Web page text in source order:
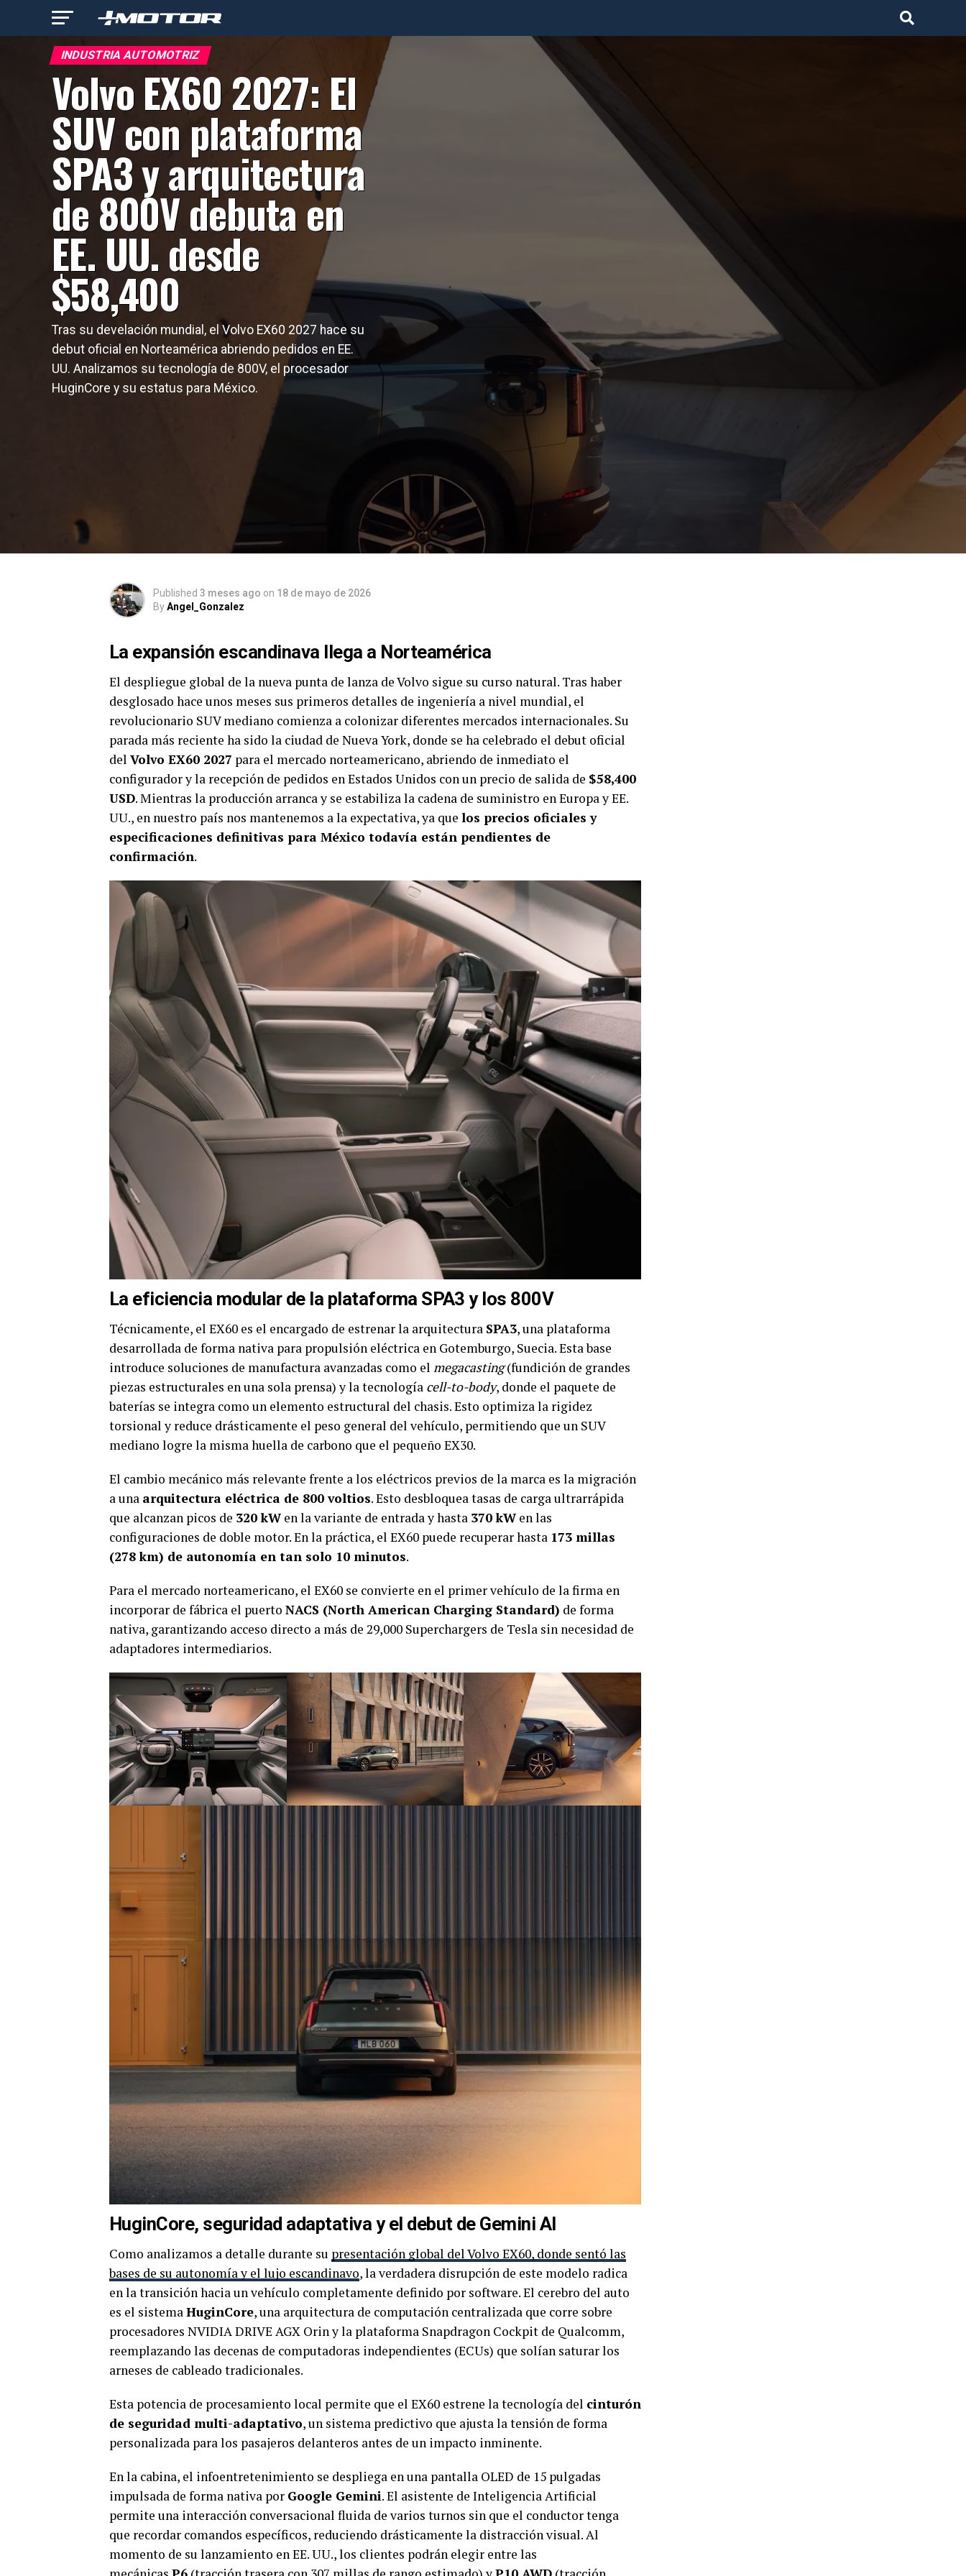
INDUSTRIA AUTOMOTRIZ
Volvo EX60 2027: El
SUV con plataforma
SPA3 y arquitectura
de 800V debuta en
EE. UU. desde
$58,400
Tras su develación mundial, el Volvo EX60 2027 hace su
debut oficial en Norteamérica abriendo pedidos en EE.
UU. Analizamos su tecnología de 800V, el procesador
HuginCore y su estatus para México.
Published 3 meses ago on 18 de mayo de 2026
ByAngel_Gonzalez
La expansión escandinava llega a Norteamérica
El despliegue global de la nueva punta de lanza de Volvo sigue su curso natural. Tras haber
desglosado hace unos meses sus primeros detalles de ingeniería a nivel mundial, el
revolucionario SUV mediano comienza a colonizar diferentes mercados internacionales. Su
parada más reciente ha sido la ciudad de Nueva York, donde se ha celebrado el debut oficial
del Volvo EX60 2027 para el mercado norteamericano, abriendo de inmediato el
configurador y la recepción de pedidos en Estados Unidos con un precio de salida de $58,400
USD. Mientras la producción arranca y se estabiliza la cadena de suministro en Europa y EE.
UU., en nuestro país nos mantenemos a la expectativa, ya que los precios oficiales y
especificaciones definitivas para México todavía están pendientes de
confirmación.
La eficiencia modular de la plataforma SPA3 y los 800V
Técnicamente, el EX60 es el encargado de estrenar la arquitectura SPA3, una plataforma
desarrollada de forma nativa para propulsión eléctrica en Gotemburgo, Suecia. Esta base
introduce soluciones de manufactura avanzadas como el megacasting(fundición de grandes
piezas estructurales en una sola prensa) y la tecnología cell-to-body, donde el paquete de
baterías se integra como un elemento estructural del chasis. Esto optimiza la rigidez
torsional y reduce drásticamente el peso general del vehículo, permitiendo que un SUV
mediano logre la misma huella de carbono que el pequeño EX30.
El cambio mecánico más relevante frente a los eléctricos previos de la marca es la migración
a una arquitectura eléctrica de 800 voltios. Esto desbloquea tasas de carga ultrarrápida
que alcanzan picos de 320 kWen la variante de entrada y hasta 370 kWen las
configuraciones de doble motor. En la práctica, el EX60 puede recuperar hasta 173 millas
(278 km) de autonomía en tan solo 10 minutos.
Para el mercado norteamericano, el EX60 se convierte en el primer vehículo de la firma en
incorporar de fábrica el puerto NACS (North American Charging Standard) de forma
nativa, garantizando acceso directo a más de 29,000 Superchargers de Tesla sin necesidad de
adaptadores intermediarios.
HuginCore, seguridad adaptativa y el debut de Gemini AI
Como analizamos a detalle durante su presentación global del Volvo EX60, donde sentó las
bases de su autonomía y el lujo escandinavo, la verdadera disrupción de este modelo radica
en la transición hacia un vehículo completamente definido por software. El cerebro del auto
es el sistemaHuginCore, una arquitectura de computación centralizada que corre sobre
procesadores NVIDIA DRIVE AGX Orin y la plataforma Snapdragon Cockpit de Qualcomm,
reemplazando las decenas de computadoras independientes (ECUs) que solían saturar los
arneses de cableado tradicionales.
Esta potencia de procesamiento local permite que el EX60 estrene la tecnología del cinturón
de seguridad multi-adaptativo, un sistema predictivo que ajusta la tensión de forma
personalizada para los pasajeros delanteros antes de un impacto inminente.
En la cabina, el infoentretenimiento se despliega en una pantalla OLED de 15 pulgadas
impulsada de forma nativa por Google Gemini. El asistente de Inteligencia Artificial
permite una interacción conversacional fluida de varios turnos sin que el conductor tenga
que recordar comandos específicos, reduciendo drásticamente la distracción visual. Al
momento de su lanzamiento en EE. UU., los clientes podrán elegir entre las